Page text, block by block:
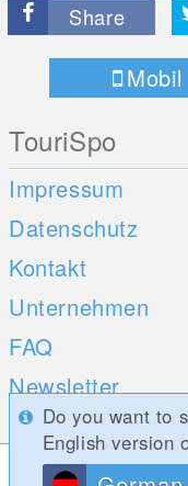
Share
Mobil
TouriSpo
Impressum
Datenschutz
Kontakt
Unternehmen
FAQ
Newsletter
Umfragen
Do you want to
English version
Diese Website